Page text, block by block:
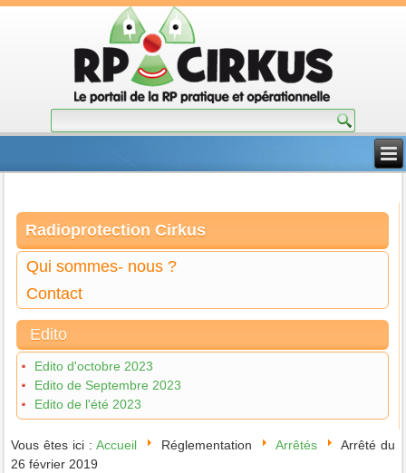
Radioprotection Cirkus
Qui sommes- nous ?
Contact
Edito
Edito d'octobre 2023
Edito de Septembre 2023
Edito de l'été 2023
Vous êtes ici : Accueil Réglementation Arrêtés
Arrêté du
26 février 2019